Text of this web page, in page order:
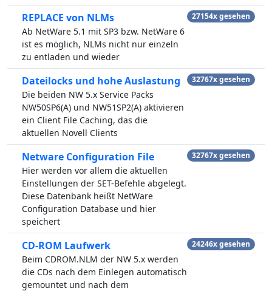
REPLACE von NLMs
Ab NetWare 5.1 mit SP3 bzw. NetWare 6
ist es möglich, NLMs nicht nur einzeln
zu entladen und wieder
27154x gesehen
Dateilocks und hohe Auslastung
Die beiden NW 5.x Service Packs
NW50SP6(A) und NW51SP2(A) aktivieren
ein Client File Caching, das die
aktuellen Novell Clients
32767x gesehen
Netware Configuration File
Hier werden vor allem die aktuellen
Einstellungen der SET-Befehle abgelegt.
Diese Datenbank heißt NetWare
Configuration Database und hier
speichert
32767x gesehen
CD-ROM Laufwerk
Beim CDROM.NLM der NW 5.x werden
die CDs nach dem Einlegen automatisch
gemountet und nach dem
24246x gesehen